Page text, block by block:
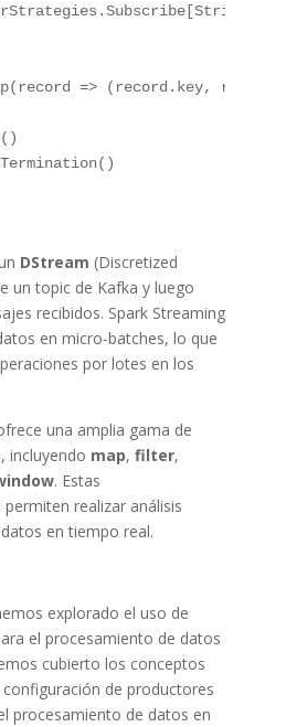
=> (record.key,
DStream (Discretized
un topic de Kafka y luego
recibidos. Spark Streaming
en micro-batches, lo que
por lotes en los
una amplia gama de
incluyendo map, filter,
. Estas
realizar análisis
en tiempo real.
explorado el uso de
el procesamiento de datos
cubierto los conceptos
de productores
procesamiento de datos en